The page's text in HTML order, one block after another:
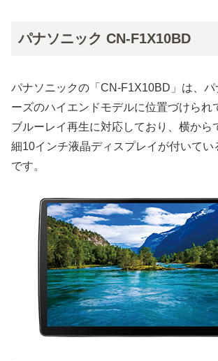
パナソニック CN-F1X10BD
パナソニックの「CN-F1X10BD」は、パ
ーズのハイエンドモデルに位置づけられ
ブルーレイ再生に対応しており、横から
細10インチ液晶ディスプレイが付いてい
です。